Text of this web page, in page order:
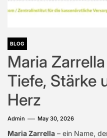
BLOG
Maria
Tiefe, Stärke
Herz
Admin May 30, 2026
Maria Zarrella – ein Name,